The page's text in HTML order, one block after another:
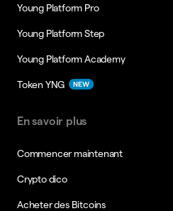
Young Platform Pro
Young Platform Step
Young Platform Academy
Token YNG NEW
En savoir plus
Commencer maintenant
Crypto dico
Acheter des Bitcoins